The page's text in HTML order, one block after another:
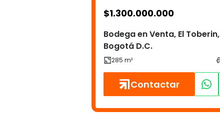
$1.300.000.000
Bodega en Venta, El Toberin,
Bogotá D.C.
Contactar